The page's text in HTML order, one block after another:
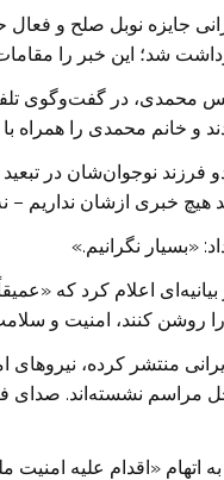
جایزه نوبل صلح و
شد؛ این خبر را مقامات
محمدی، در گفت‌وگوی
و خانم محمدی را
فرزند نوجوان‌شان در
هیچ خبری ازشان نداریم
«بسیار نگرانیم.»
اعلام کرد که
کنند، امنیت و سلامت
منتشر کرده،
مراسم نشسته‌اند. صدای
۵۳ ساله به اتهام «اقدام